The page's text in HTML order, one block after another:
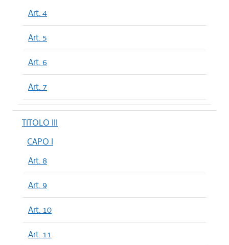
Art. 4
Art. 5
Art. 6
Art. 7
TITOLO III
CAPO I
Art. 8
Art. 9
Art. 10
Art. 11